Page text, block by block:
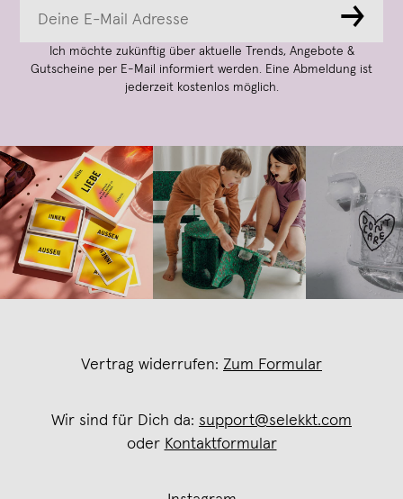
→
Ich möchte zukünftig über aktuelle Trends, Angebote &
Gutscheine per E-Mail informiert werden. Eine Abmeldung ist
jederzeit kostenlos möglich.
Vertrag widerrufen: Zum Formular
Wir sind für Dich da: support@selekkt.com
oder Kontaktformular